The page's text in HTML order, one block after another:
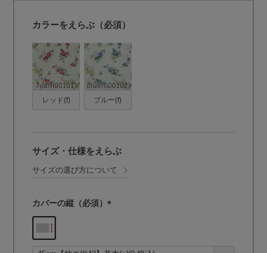
カラーをえらぶ（必須）
レッド(f) ブルー(f)
サイズ・仕様をえらぶ
サイズの選び方について
カバーの縦（必須）
須